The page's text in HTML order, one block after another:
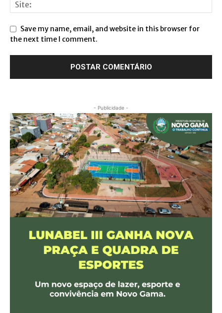
Save my name, email, and website in this browser for
the next time I comment.
- Publicidade -